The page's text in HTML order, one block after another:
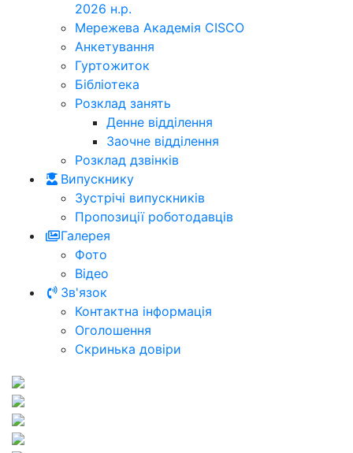
2026 н.р.
Мережева Академія CISCO
Анкетування
Гуртожиток
Бібліотека
Розклад занять
Денне відділення
Заочне відділення
Розклад дзвінків
Випускнику
Зустрічі випускників
Пропозиції роботодавців
Галерея
Фото
Відео
Зв'язок
Контактна інформація
Оголошення
Скринька довіри